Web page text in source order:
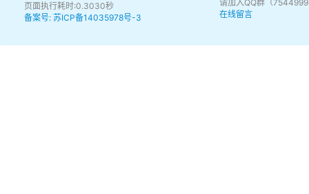
页面执行耗时:0.3030秒
备案号: 苏ICP备14035978号-3
请加入QQ群（
在线留言